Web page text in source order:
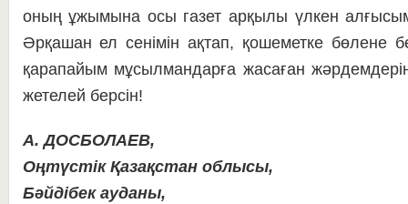
оның ұжымына осы газет арқылы үлкен
Әрқашан ел сенімін ақтап, қошеметке бөлене
қарапайым мұсылмандарға жасаған
жетелей берсін!
А. ДОСБОЛАЕВ,
Оңтүстік Қазақстан облысы,
Бәйдібек ауданы,